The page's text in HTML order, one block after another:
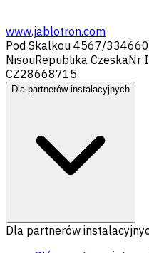
www.jablotron.com
Pod Skalkou 4567/33
NisouRepublika CzeskaNr
CZ28668715
Dla partnerów instalacyjnych
Dla partnerów